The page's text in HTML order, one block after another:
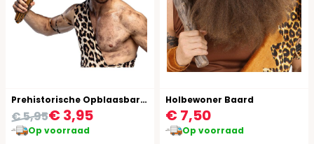
Prehistorische Opblaasbare Knuppel 60 cm
€ 3,95
€ 5,95
Op voorraad
Holbewoner Baard
€ 7,50
Op voorraad